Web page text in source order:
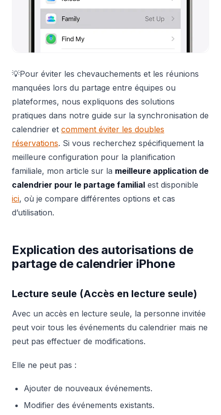
💡Pour éviter les chevauchements et les réunions
manquées lors du partage entre équipes ou
plateformes, nous expliquons des solutions
pratiques dans notre guide sur la synchronisation de
calendrier et comment éviter les doubles
réservations. Si vous recherchez spécifiquement la
meilleure configuration pour la planification
familiale, mon article sur la meilleure application de
calendrier pour le partage familial est disponible
ici, où je compare différentes options et cas
d’utilisation.
Explication des autorisations de
partage de calendrier iPhone
Lecture seule (Accès en lecture seule)
Avec un accès en lecture seule, la personne invitée
peut voir tous les événements du calendrier mais ne
peut pas effectuer de modifications.
Elle ne peut pas :
Ajouter de nouveaux événements.
Modifier des événements existants.